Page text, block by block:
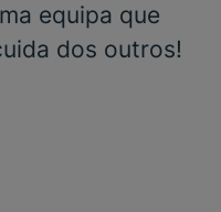
equipa que
dos outros!